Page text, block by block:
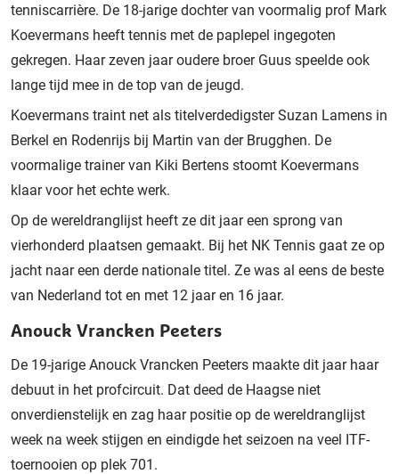
tenniscarrière. De 18-jarige dochter van voormalig prof Mark
Koevermans heeft tennis met de paplepel ingegoten
gekregen. Haar zeven jaar oudere broer Guus speelde ook
lange tijd mee in de top van de jeugd.
Koevermans traint net als titelverdedigster Suzan Lamens in
Berkel en Rodenrijs bij Martin van der Brugghen. De
voormalige trainer van Kiki Bertens stoomt Koevermans
klaar voor het echte werk.
Op de wereldranglijst heeft ze dit jaar een sprong van
vierhonderd plaatsen gemaakt. Bij het NK Tennis gaat ze op
jacht naar een derde nationale titel. Ze was al eens de beste
van Nederland tot en met 12 jaar en 16 jaar.
Anouck Vrancken Peeters
De 19-jarige Anouck Vrancken Peeters maakte dit jaar haar
debuut in het profcircuit. Dat deed de Haagse niet
onverdienstelijk en zag haar positie op de wereldranglijst
week na week stijgen en eindigde het seizoen na veel ITF-
toernooien op plek 701.